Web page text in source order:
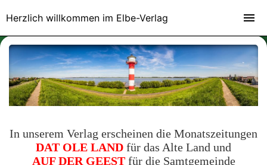
In unserem Verlag erscheinen die Monatszeitungen
DAT OLE LAND für das Alte Land und
AUF DER GEESTfür die Samtgemeinde
Herzlich willkommen im Elbe-Verlag